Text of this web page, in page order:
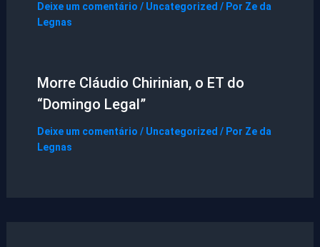
Deixe um comentário / Uncategorized / Por Ze da
Legnas
Morre Cláudio Chirinian, o ET do
“Domingo Legal”
Deixe um comentário / Uncategorized / Por Ze da
Legnas